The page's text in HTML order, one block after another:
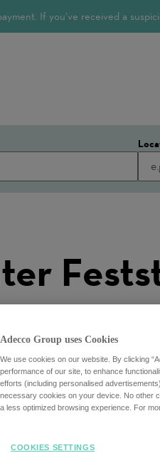
If you’ve received a
Adecco Group uses Cookies
We use cookies on our website. By clicking
performance of our site, to enhance
efforts (including personalised
necessary cookies on your device. No other
a less optimized browsing experience. For
COOKIES SETTINGS